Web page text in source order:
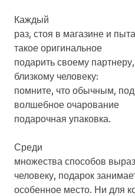
Каждый
раз, стоя в магазине и
такое оригинальное
подарить своему
близкому человеку:
помните, что обычным,
волшебное очарование
подарочная упаковка.
Среди
множества способов
человеку, подарок
особенное место. Ни для